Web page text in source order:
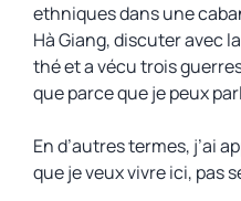
ethniques dans une
Hà Giang, discuter avec
thé et a vécu trois
que parce que je peux
En d’autres termes, j’ai
que je veux vivre ici, pas